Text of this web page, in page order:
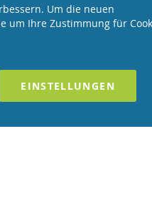
Um die neuen
um Ihre Zustimmung für
EINSTELLUNGEN